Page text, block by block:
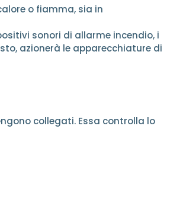
o fiamma, sia in
sonori di allarme incendio, i
azionerà le apparecchiature di
collegati. Essa controlla lo